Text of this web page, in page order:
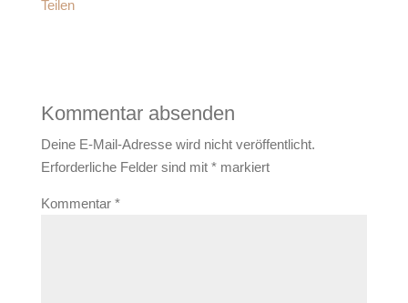
Teilen
Kommentar absenden
Deine E-Mail-Adresse wird nicht veröffentlicht.
Erforderliche Felder sind mit *markiert
Kommentar *